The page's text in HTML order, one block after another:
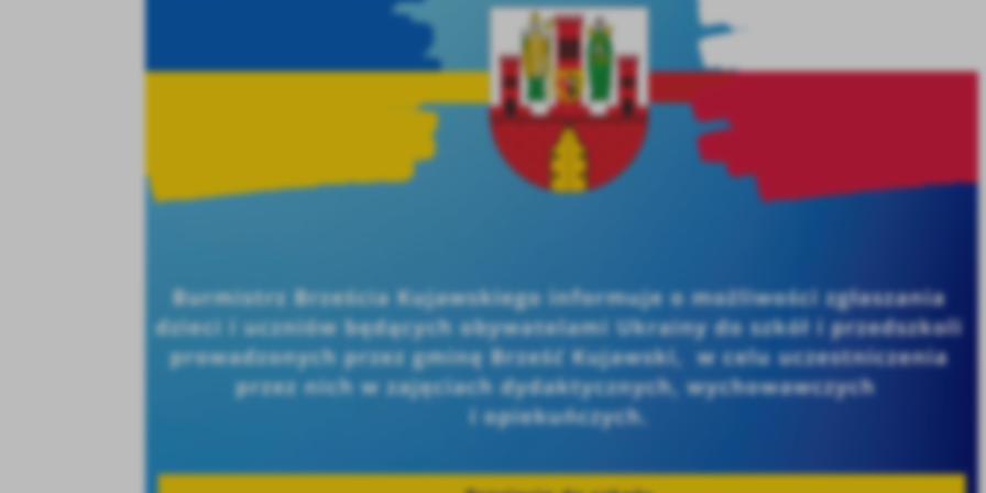
Ustawienia
Niezbędne
Niezbędne pliki cookies służą do prawidłowego funkcjonowania strony internetowej i
umożliwiają Ci komfortowe korzystanie z oferowanych przez nas usług.
Pliki cookies odpowiadają na podejmowane przez Ciebie działania w celu m.in. dostosowania
Twoich ustawień preferencji prywatności, logowania czy wypełniania formularzy. Dzięki
cookies strona, z której korzystasz, może działać bez zakłóceń.
Więcej
Tego typu pliki cookies umożliwiają stronie internetowej zapamiętanie wprowadzonych przez
Ciebie ustawień oraz personalizację określonych funkcjonalności czy prezentowanych treści.